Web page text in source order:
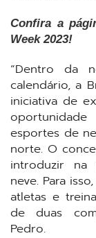
Confira a
Week 2023!
“Dentro da
calendário, a
iniciativa de
esportes de
norte. O
introduzir
neve. Para
atletas e
de duas
Pedro.